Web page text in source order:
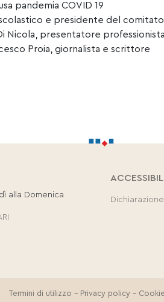
pandemia COVID 19
e presidente del comitato
Nicola, presentatore
Proia, giornalista e scrittore
alla Domenica
Termini di utilizzo - Privacy policy -